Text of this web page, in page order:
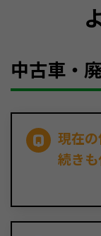
中古車・
現在
続き